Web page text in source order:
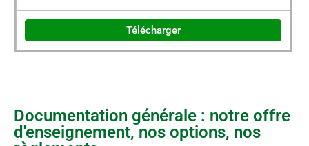
Télécharger
Documentation générale : notre offre
d'enseignement, nos options, nos